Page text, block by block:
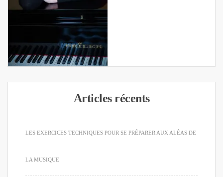
Articles récents
LES EXERCICES TECHNIQUES POUR SE PRÉPARER AUX ALÉAS DE
LA MUSIQUE